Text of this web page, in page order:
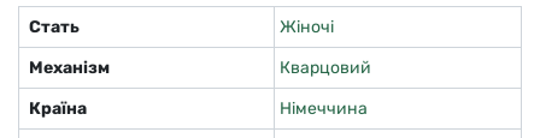
Стать
Жіночі
Механізм
Кварцовий
Країна
Німеччина